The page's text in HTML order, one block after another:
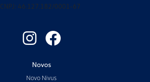
CNPJ: 46.127.182/0001-67
Novos
Novo Nivus